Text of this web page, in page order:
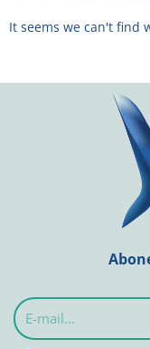
It seems we can't find
E-
mail...